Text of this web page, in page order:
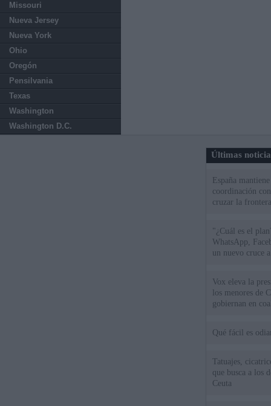
Missouri
Nueva Jersey
Nueva York
Ohio
Oregón
Pensilvania
Texas
Washington
Washington D.C.
Últimas
España
coordinación
cruzar la
"¿Cuál es el
WhatsApp,
un nuevo cruce
Vox eleva la
los menores de
gobiernan en
Qué fácil es
Tatuajes,
que busca a los
Ceuta